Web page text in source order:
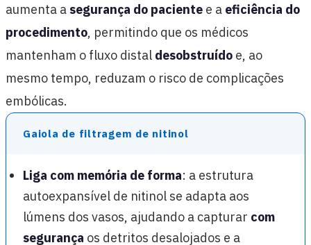
aumenta a segurança do paciente e a eficiência do
procedimento, permitindo que os médicos
mantenham o fluxo distal desobstruído e, ao
mesmo tempo, reduzam o risco de complicações
embólicas.
Gaiola de filtragem de nitinol
Liga com memória de forma: a estrutura
autoexpansível de nitinol se adapta aos
lúmens dos vasos, ajudando a capturar com
segurança os detritos desalojados e a